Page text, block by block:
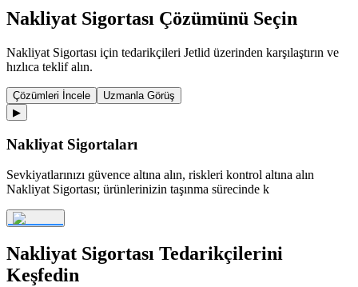
Nakliyat Sigortası Çözümünü Seçin
Nakliyat Sigortası için tedarikçileri Jetlid üzerinden karşılaştırın ve
hızlıca teklif alın.
Çözümleri İncele
Uzmanla Görüş
▶
Nakliyat Sigortaları
Sevkiyatlarınızı güvence altına alın, riskleri kontrol altına alın
Nakliyat Sigortası; ürünlerinizin taşınma sürecinde k
Nakliyat Sigortası Tedarikçilerini
Keşfedin